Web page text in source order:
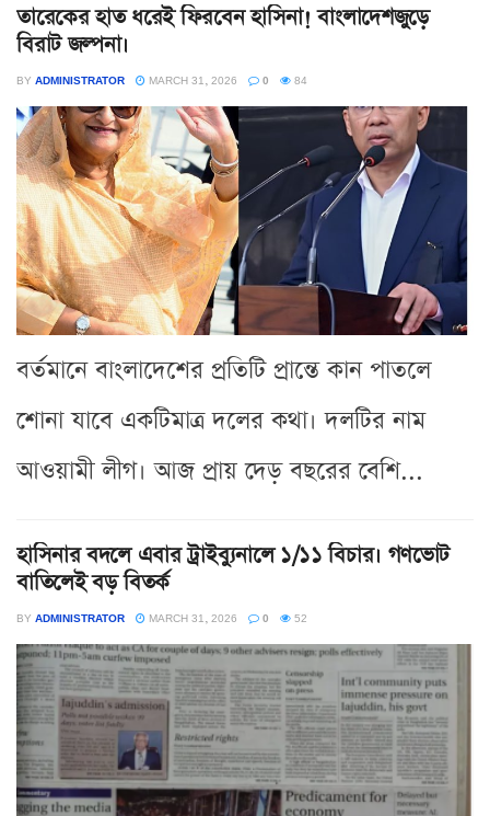
তারেকের হাত ধরেই ফিরবেন হাসিনা! বাংলাদেশজুড়ে
বিরাট জল্পনা।
BY ADMINISTRATOR MARCH 31, 2026 0 84
বর্তমানে বাংলাদেশের প্রতিটি প্রান্তে কান পাতলে
শোনা যাবে একটিমাত্র দলের কথা। দলটির নাম
আওয়ামী লীগ। আজ প্রায় দেড় বছরের বেশি...
হাসিনার বদলে এবার ট্রাইব্যুনালে ১/১১ বিচার। গণভোট
বাতিলেই বড় বিতর্ক
BY ADMINISTRATOR MARCH 31, 2026 0 52